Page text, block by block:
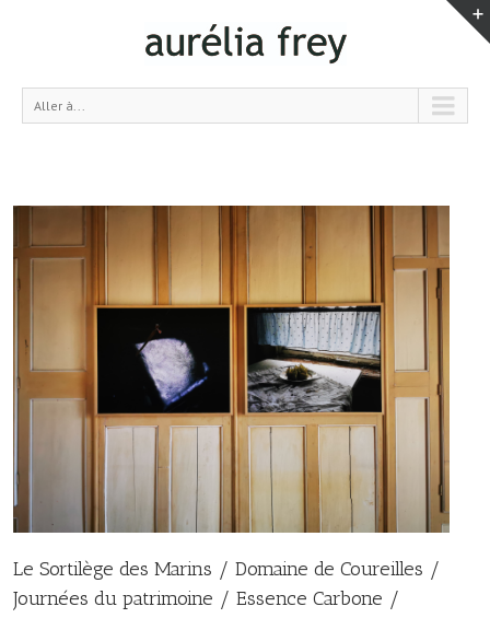
Aller à...
Le Sortilège des Marins / Domaine de Coureilles /
Journées du patrimoine / Essence Carbone /